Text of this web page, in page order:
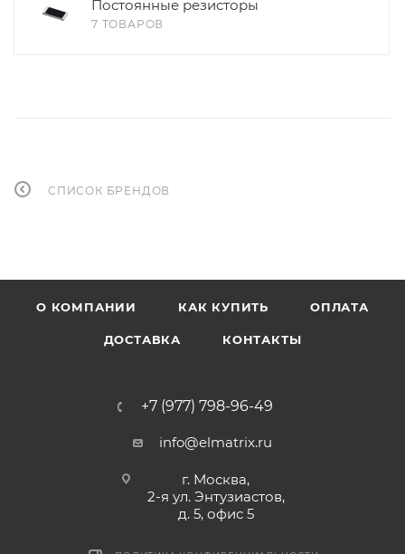
Постоянные резисторы
7 ТОВАРОВ
СПИСОК БРЕНДОВ
О КОМПАНИИ КАК КУПИТЬ ОПЛАТА
ДОСТАВКА КОНТАКТЫ
+7 (977) 798-96-49
info@elmatrix.ru
г. Москва,
2-я ул. Энтузиастов,
д. 5, офис 5